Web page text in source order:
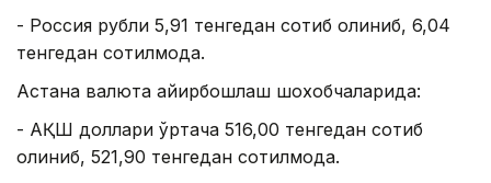
- Россия рубли 5,91 тенгедан сотиб олиниб, 6,04
тенгедан сотилмоқда.
Астана валюта айирбошлаш шохобчаларида:
- АҚШ доллари ўртача 516,00 тенгедан сотиб
олиниб, 521,90 тенгедан сотилмоқда.